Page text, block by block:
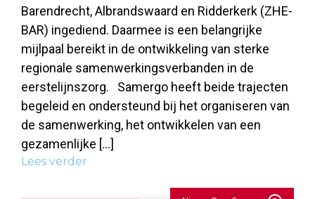
Barendrecht, Albrandswaard en Ridderkerk (ZHE-
BAR) ingediend. Daarmee is een belangrijke
mijlpaal bereikt in de ontwikkeling van sterke
regionale samenwerkingsverbanden in de
eerstelijnszorg. Samergo heeft beide trajecten
begeleid en ondersteund bij het organiseren van
de samenwerking, het ontwikkelen van een
gezamenlijke […]
Lees verder